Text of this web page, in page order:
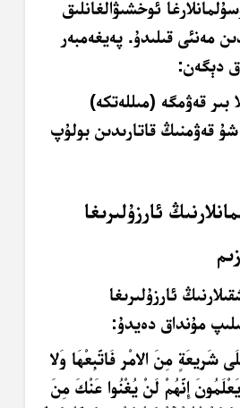
ئوخشىۋالغانلىق
مەنئى قىلىدۇ. پەيغەمبەر
دېگەن:
بىر قەۋمگە (مىللەتكە)
قەۋمنىڭ قاتارىدىن بولۇپ
ئارزۇلىرىغا
ئارزۇلىرىغا
مۇنداق دەيدۇ:
شَرِيعَةٍ مِنَ الامْرِ فَاتَّبِعْهَا وَلا
يَعْلَمُونَ إِنَّهُمْ لَنْ يُغْنُوا عَنْكَ مِنَ